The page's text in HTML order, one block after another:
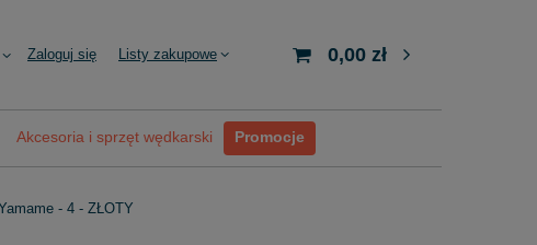
Zaloguj się Listy zakupowe 0,00 zł
Akcesoria i sprzęt wędkarski Promocje
- 4 - ZŁOTY